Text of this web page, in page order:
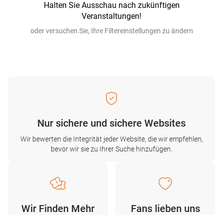
Halten Sie Ausschau nach zukünftigen
Veranstaltungen!
oder versuchen Sie, Ihre Filtereinstellungen zu ändern
Nur sichere und sichere Websites
Wir bewerten die Integrität jeder Website, die wir empfehlen,
bevor wir sie zu Ihrer Suche hinzufügen.
Wir Finden Mehr
Fans lieben uns